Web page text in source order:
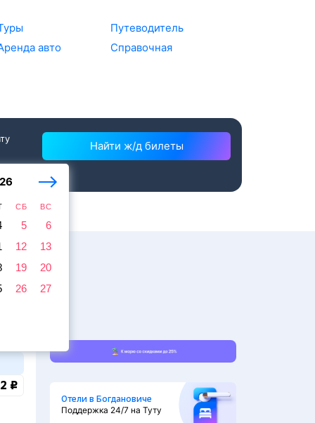
авто
Путеводитель
Справочная
СБ ВС
5
6
12
13
19
20
26
27
Найти ж/д билеты
₽
Отели в Богдановиче
Поддержка 24/7 на Туту